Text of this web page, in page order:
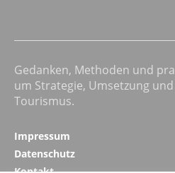
Gedanken, Methoden und
um Strategie, Umsetzung
Tourismus.
Impressum
Datenschutz